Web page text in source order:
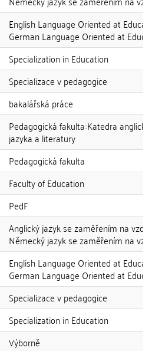
English Language Oriented at
German Language Oriented at
Specialization in Education
Specializace v pedagogice
bakalářská práce
Pedagogická fakulta::Katedra
jazyka a literatury
Pedagogická fakulta
Faculty of Education
PedF
Anglický jazyk se zaměřením na
Německý jazyk se zaměřením na
English Language Oriented at
German Language Oriented at
Specializace v pedagogice
Specialization in Education
Výborně